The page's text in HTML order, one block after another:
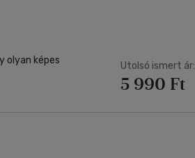
olyan képes Utolsó ismert ár:
5 990 Ft